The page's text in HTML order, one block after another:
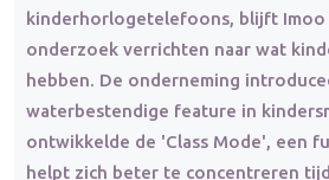
kinderhorlogetelefoons, blijft
onderzoek verrichten naar wat
hebben. De onderneming
waterbestendige feature in
ontwikkelde de 'Class Mode', een
helpt zich beter te concentreren